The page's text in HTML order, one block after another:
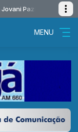
Pazinato das
MENU